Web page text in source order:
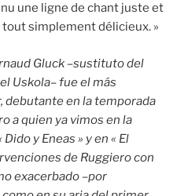
une ligne de chant juste et
simplement délicieux. »
Gluck –sustituto del
Uskola– fue el más
debutante en la temporada
a quien ya vimos en la
y Eneas » y en « El
de Ruggiero con
exacerbado –por